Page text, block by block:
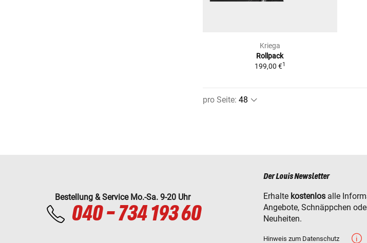
Kriega
Rollpack
199,00 €1
pro Seite:
Bestellung & Service Mo.-Sa. 9-20 Uhr
040 - 734 193 60
Der Louis Newsletter
Erhalte kostenlos alle
Angebote, Schnäppchen
Neuheiten.
Hinweis zum Datenschutz